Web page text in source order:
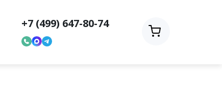
+7 (499) 647-80-74